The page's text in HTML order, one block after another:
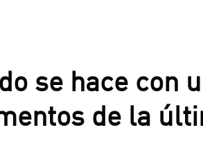
se hace con
de la